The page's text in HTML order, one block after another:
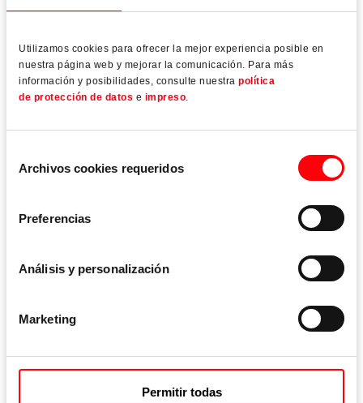
Utilizamos cookies para ofrecer la mejor experiencia posible en
nuestra página web y mejorar la comunicación. Para más
información y posibilidades, consulte nuestra política
de protección de datos e impreso.
deArchivos cookies requeridos
Preferencias
Análisis y personalización
Marketing
Permitir todas
Material del marco
Madera/aluminio
Technología de herraje